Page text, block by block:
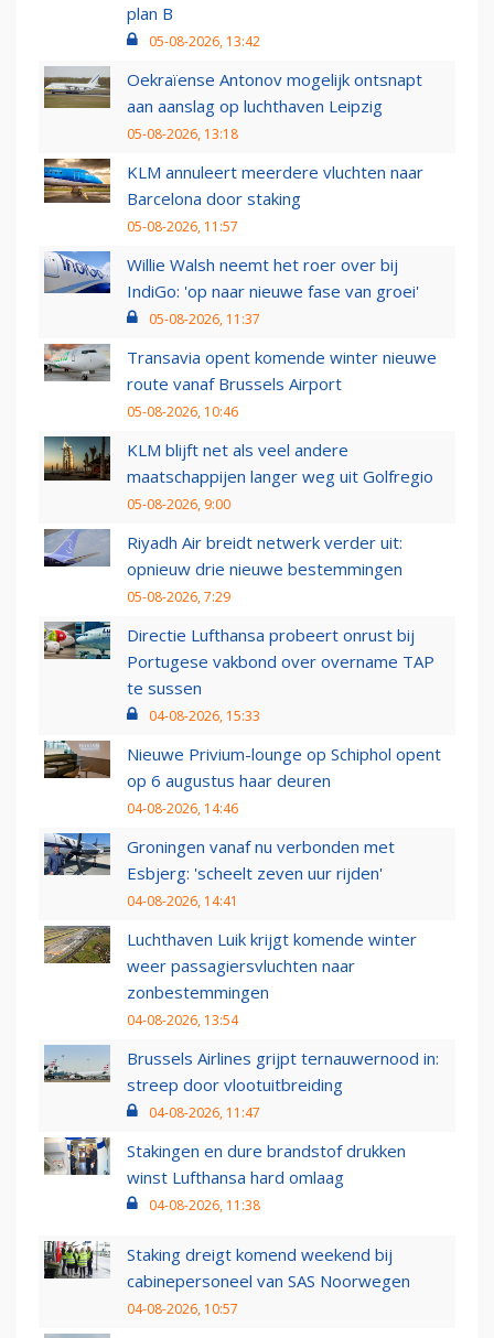
plan B
05-08-2026, 13:42
Oekraïense Antonov mogelijk ontsnapt
aan aanslag op luchthaven Leipzig
05-08-2026, 13:18
KLM annuleert meerdere vluchten naar
Barcelona door staking
05-08-2026, 11:57
Willie Walsh neemt het roer over bij
IndiGo: 'op naar nieuwe fase van groei'
05-08-2026, 11:37
Transavia opent komende winter nieuwe
route vanaf Brussels Airport
05-08-2026, 10:46
KLM blijft net als veel andere
maatschappijen langer weg uit Golfregio
05-08-2026, 9:00
Riyadh Air breidt netwerk verder uit:
opnieuw drie nieuwe bestemmingen
05-08-2026, 7:29
Directie Lufthansa probeert onrust bij
Portugese vakbond over overname TAP
te sussen
04-08-2026, 15:33
Nieuwe Privium-lounge op Schiphol opent
op 6 augustus haar deuren
04-08-2026, 14:46
Groningen vanaf nu verbonden met
Esbjerg: 'scheelt zeven uur rijden'
04-08-2026, 14:41
Luchthaven Luik krijgt komende winter
weer passagiersvluchten naar
zonbestemmingen
04-08-2026, 13:54
Brussels Airlines grijpt ternauwernood in:
streep door vlootuitbreiding
04-08-2026, 11:47
Stakingen en dure brandstof drukken
winst Lufthansa hard omlaag
04-08-2026, 11:38
Staking dreigt komend weekend bij
cabinepersoneel van SAS Noorwegen
04-08-2026, 10:57